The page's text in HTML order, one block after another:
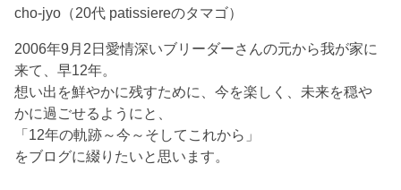
cho-jyo（20代 patissiereのタマゴ）
2006年9月2日愛情深いブリーダーさんの元から我が家に
来て、早12年。
想い出を鮮やかに残すために、今を楽しく、未来を穏や
かに過ごせるようにと、
「12年の軌跡～今～そしてこれから」
をブログに綴りたいと思います。